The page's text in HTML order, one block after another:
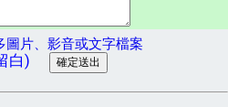
圖片、影音或文字檔案
白)